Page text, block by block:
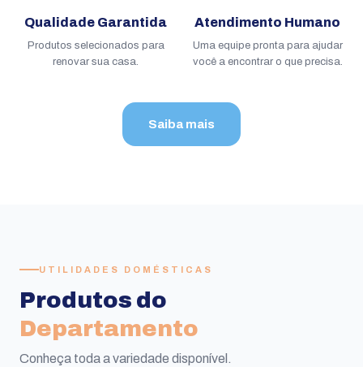
Qualidade Garantida
Produtos selecionados para
renovar sua casa.
Atendimento Humano
Uma equipe pronta para ajudar
você a encontrar o que precisa.
Saiba mais
UTILIDADES DOMÉSTICAS
Produtos do
Departamento
Conheça toda a variedade disponível.